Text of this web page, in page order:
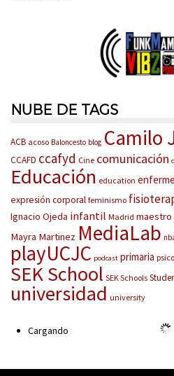
NUBE DE TAGS
ACB acoso Baloncesto blog Camilo
CCAFD ccafyd Cine comunicación
Educación education
expresión corporal feminismo
Ignacio Ojeda infantil Madrid maestro
Mayra Martinez MediaLab
playUCJC podcast primaria
SEK School SEK Schools
universidad university
Cargando